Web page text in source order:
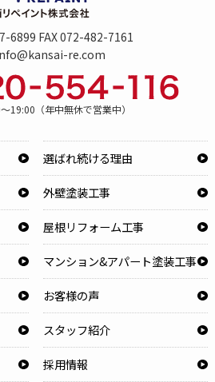
6899 FAX 072-482-7161
re.com
19:00（年中無休で営業中）
選ばれ続ける理由
外壁塗装工事
屋根リフォーム工事
マンション&アパート塗装工事
お客様の声
スタッフ紹介
採用情報